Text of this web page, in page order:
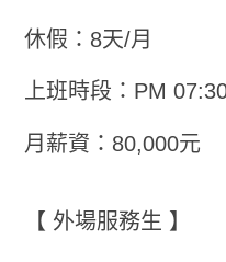
休假：8天/月
上班時段：PM
月薪資：80,000元
【 外場服務生 】